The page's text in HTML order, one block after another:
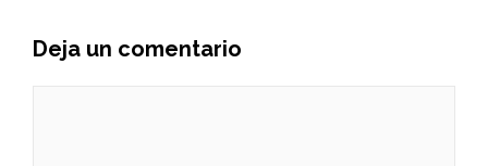
Deja un comentario